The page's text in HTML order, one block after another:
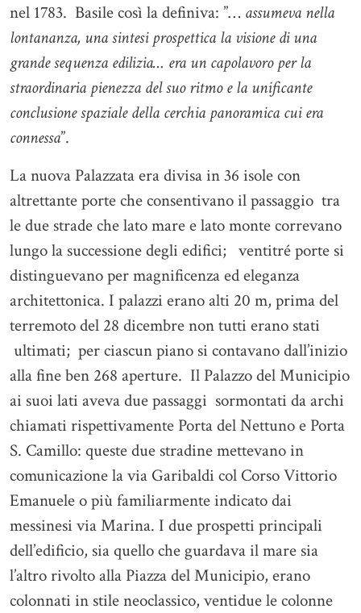
nel 1783. Basile così la definiva: ”… assumeva nella
lontananza, una sintesi prospettica la visione di una
grande sequenza edilizia… era un capolavoro per la
straordinaria pienezza del suo ritmo e la unificante
conclusione spaziale della cerchia panoramica cui era
connessa”.
La nuova Palazzata era divisa in 36 isole con
altrettante porte che consentivano il passaggio tra
le due strade che lato mare e lato monte correvano
lungo la successione degli edifici; ventitré porte si
distinguevano per magnificenza ed eleganza
architettonica. I palazzi erano alti 20 m, prima del
terremoto del 28 dicembre non tutti erano stati
ultimati; per ciascun piano si contavano dall’inizio
alla fine ben 268 aperture. Il Palazzo del Municipio
ai suoi lati aveva due passaggi sormontati da archi
chiamati rispettivamente Porta del Nettuno e Porta
S. Camillo: queste due stradine mettevano in
comunicazione la via Garibaldi col Corso Vittorio
Emanuele o più familiarmente indicato dai
messinesi via Marina. I due prospetti principali
dell’edificio, sia quello che guardava il mare sia
l’altro rivolto alla Piazza del Municipio, erano
colonnati in stile neoclassico, ventidue le colonne